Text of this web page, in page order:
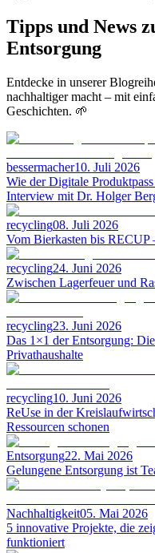
Tipps und News
Entsorgung
Entdecke in unserer
nachhaltiger macht – mit
Geschichten. 🌱
bessermacher10. Juli 2026
Wie der Digitale
Interview mit Dr. Holger
recycling08. Juli 2026
Vom Bierkasten bis RECUP
recycling24. Juni 2026
Zwischen Lagerfeuer und
recycling23. Juni 2026
Das 1×1 der Entsorgung:
Privathaushalte
recycling10. Juni 2026
ReUse in der
Ressourcen schonen
Entsorgung22. Mai 2026
Gelungene Entsorgung ist
Nachhaltigkeit05. Mai 2026
5 innovative Projekte, die
funktioniert